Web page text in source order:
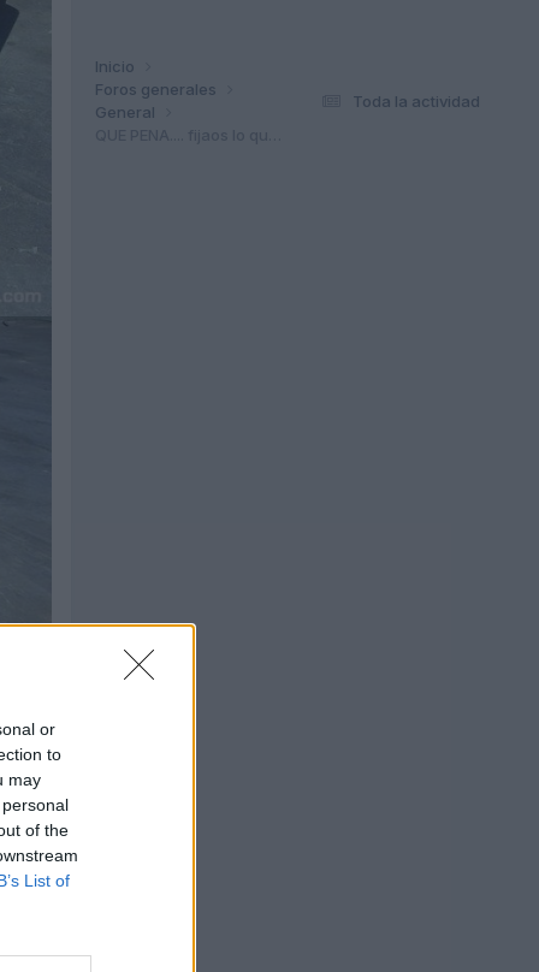
or
to
may
of the
List of
Toda la actividad
Inicio
Foros generales
General